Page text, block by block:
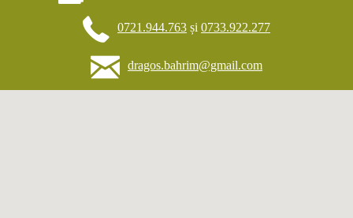
0721.944.763 și 0733.922.277
dragos.bahrim@gmail.com